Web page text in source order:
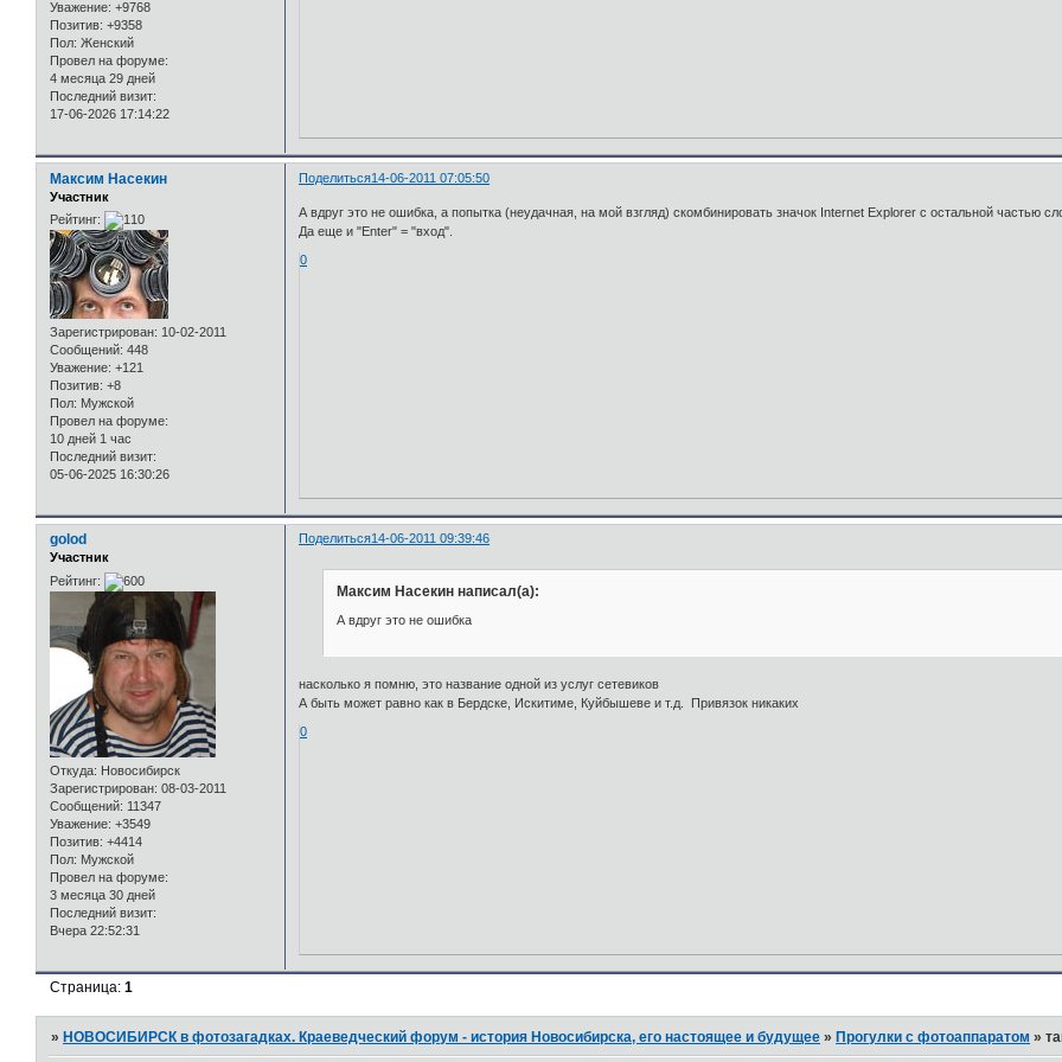
Уважение: +9768
Позитив: +9358
Пол: Женский
Провел на форуме:
4 месяца 29 дней
Последний визит:
17-06-2026 17:14:22
Поделиться14-06-2011 07:05:50
Максим Насекин
Участник
Рейтинг:
Зарегистрирован: 10-02-2011
Сообщений: 448
Уважение: +121
Позитив: +8
Пол: Мужской
Провел на форуме:
10 дней 1 час
Последний визит:
05-06-2025 16:30:26
А вдруг это не ошибка, а попытка (неудачная, на мой взгляд) скомбинировать значок Internet Explorer с остальной частью
Да еще и "Enter" = "вход".
0
Поделиться14-06-2011 09:39:46
golod
Участник
Рейтинг:
Откуда: Новосибирск
Зарегистрирован: 08-03-2011
Сообщений: 11347
Уважение: +3549
Позитив: +4414
Пол: Мужской
Провел на форуме:
3 месяца 30 дней
Последний визит:
Вчера 22:52:31
Максим Насекин написал(а):
А вдруг это не ошибка
насколько я помню, это название одной из услуг сетевиков
А быть может равно как в Бердске, Искитиме, Куйбышеве и т.д. Привязок никаких
0
Страница:1
» НОВОСИБИРСК в фотозагадках. Краеведческий форум - история Новосибирска, его настоящее и будущее » Прогулки с фотоаппаратом »